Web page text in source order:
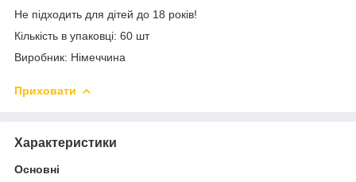
Не підходить для дітей до 18 років!
Кількість в упаковці: 60 шт
Виробник: Німеччина
Приховати
Характеристики
Основні